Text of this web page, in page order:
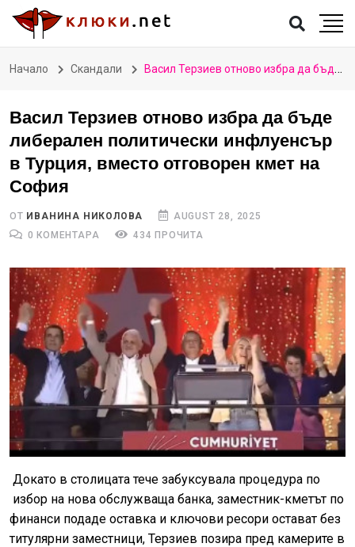
Начало Скандали Васил Терзиев отново избра да бъде либерален политически инфлуенсър в Турция, вместо отговорен кмет на София
Васил Терзиев отново избра да бъде
либерален политически инфлуенсър
в Турция, вместо отговорен кмет на
София
ОТ ИВАНИНА НИКОЛОВА
AUGUST 28, 2025
0 КОМЕНТАРА
434 ПРОЧИТА
Докато в столицата тече забуксувала процедура по
избор на нова обслужваща банка, заместник-кметът по
финанси подаде оставка и ключови ресори остават без
титулярни заместници, Терзиев позира пред камерите в